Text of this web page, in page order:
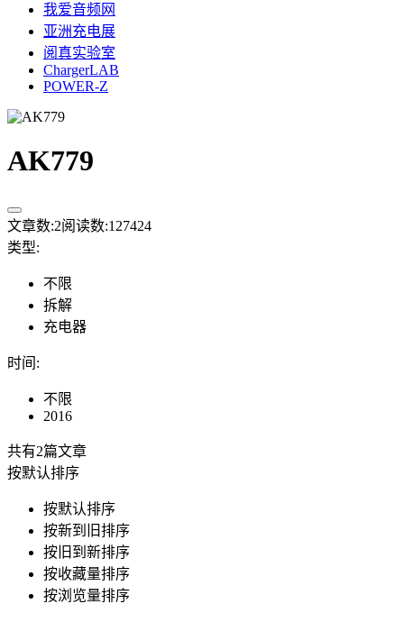
我爱音频网
亚洲充电展
阅真实验室
ChargerLAB
POWER-Z
AK779
文章数:2阅读数:127424
类型:
不限
拆解
充电器
时间 :
不限
2016
共有2篇文章
按默认排序
按默认排序
按新到旧排序
按旧到新排序
按收藏量排序
按浏览量排序